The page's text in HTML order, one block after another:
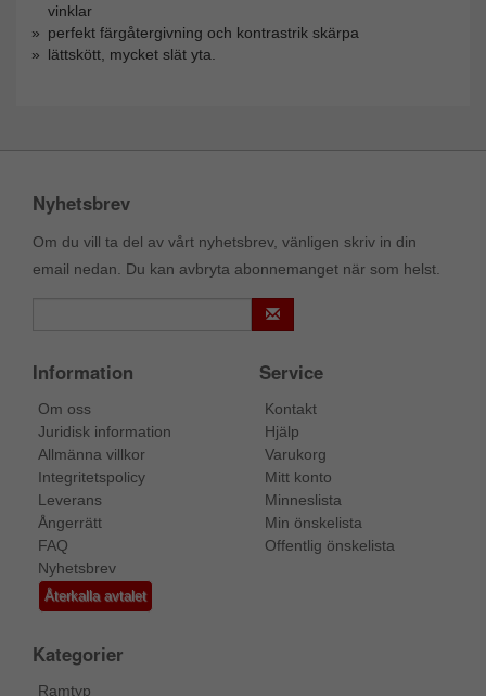
vinklar
perfekt färgåtergivning och kontrastrik skärpa
lättskött, mycket slät yta.
Nyhetsbrev
Om du vill ta del av vårt nyhetsbrev, vänligen skriv in din
email nedan. Du kan avbryta abonnemanget när som helst.
Information
Om oss
Juridisk information
Allmänna villkor
Integritetspolicy
Leverans
Ångerrätt
FAQ
Nyhetsbrev
Återkalla avtalet
Service
Kontakt
Hjälp
Varukorg
Mitt konto
Minneslista
Min önskelista
Offentlig önskelista
Kategorier
Ramtyp